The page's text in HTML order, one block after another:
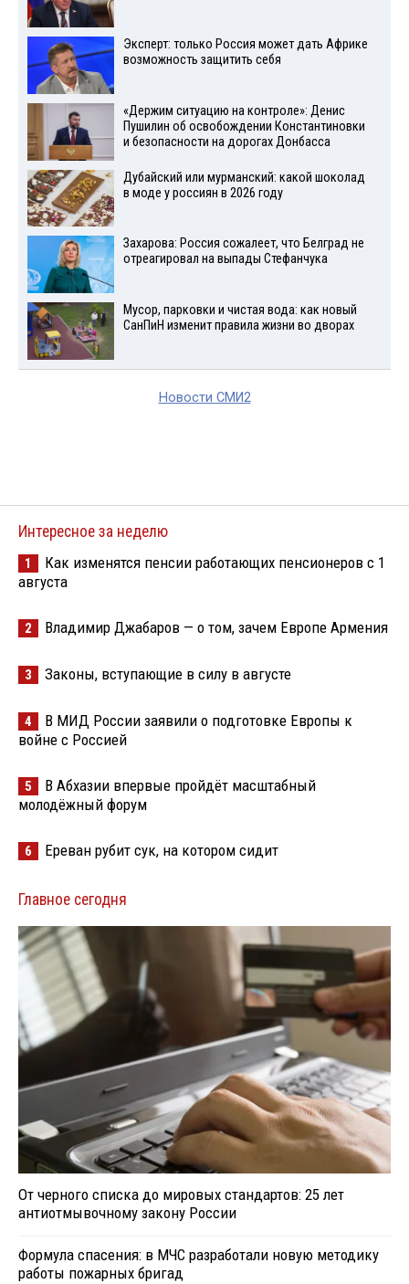
Эксперт: только Россия может дать Африке
возможность защитить себя
«Держим ситуацию на контроле»: Денис
Пушилин об освобождении Константиновки
и безопасности на дорогах Донбасса
Дубайский или мурманский: какой шоколад
в моде у россиян в 2026 году
Захарова: Россия сожалеет, что Белград не
отреагировал на выпады Стефанчука
Мусор, парковки и чистая вода: как новый
СанПиН изменит правила жизни во дворах
Новости СМИ2
Интересное за неделю
1
Как изменятся пенсии работающих пенсионеров с 1
августа
2 Владимир Джабаров — о том, зачем Европе Армения
3 Законы, вступающие в силу в августе
4
В МИД России заявили о подготовке Европы к
войне с Россией
5
В Абхазии впервые пройдёт масштабный
молодёжный форум
6 Ереван рубит сук, на котором сидит
Главное сегодня
От черного списка до мировых стандартов: 25 лет
антиотмывочному закону России
Формула спасения: в МЧС разработали новую методику
работы пожарных бригад